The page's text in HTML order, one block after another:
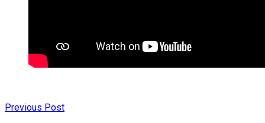
Previous Post